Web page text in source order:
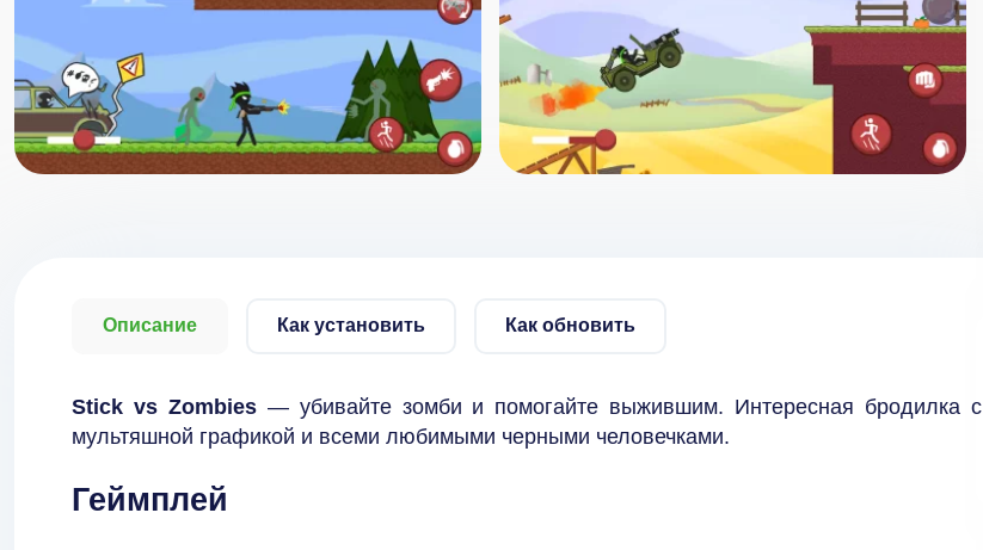
Описание Как установить Как обновить
Stick vs Zombies — убивайте зомби и помогайте выжившим. Интересная бродилка с
мультяшной графикой и всеми любимыми черными человечками.
Геймплей